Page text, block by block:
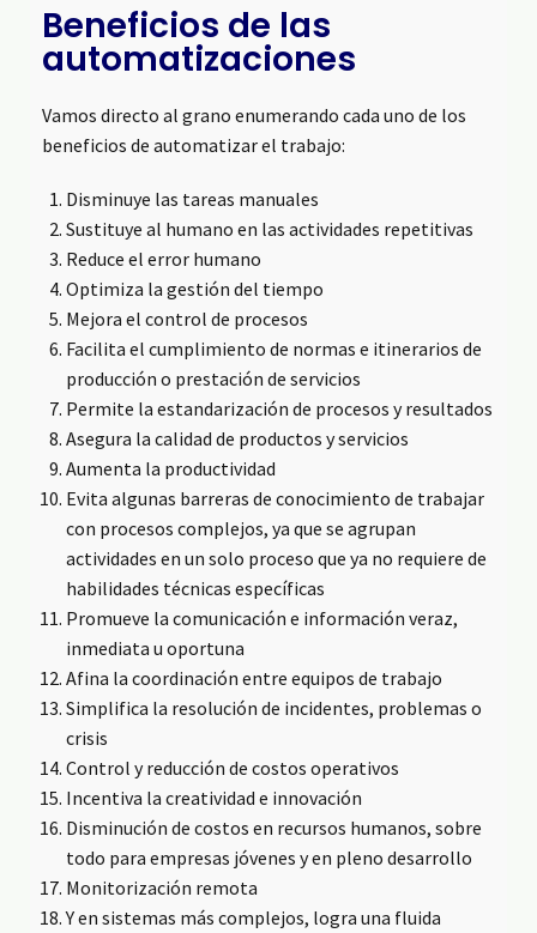
Beneficios de las
automatizaciones
Vamos directo al grano enumerando cada uno de los
beneficios de automatizar el trabajo:
Disminuye las tareas manuales
Sustituye al humano en las actividades repetitivas
Reduce el error humano
Optimiza la gestión del tiempo
Mejora el control de procesos
Facilita el cumplimiento de normas e itinerarios de
producción o prestación de servicios
Permite la estandarización de procesos y resultados
Asegura la calidad de productos y servicios
Aumenta la productividad
Evita algunas barreras de conocimiento de trabajar
con procesos complejos, ya que se agrupan
actividades en un solo proceso que ya no requiere de
habilidades técnicas específicas
Promueve la comunicación e información veraz,
inmediata u oportuna
Afina la coordinación entre equipos de trabajo
Simplifica la resolución de incidentes, problemas o
crisis
Control y reducción de costos operativos
Incentiva la creatividad e innovación
Disminución de costos en recursos humanos, sobre
todo para empresas jóvenes y en pleno desarrollo
Monitorización remota
Y en sistemas más complejos, logra una fluida